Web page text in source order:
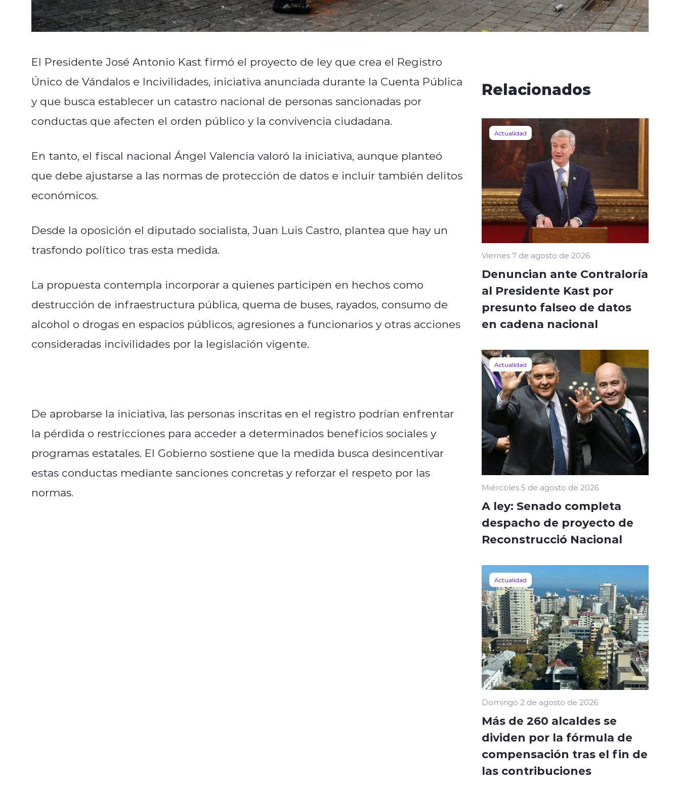
El Presidente José Antonio Kast firmó el proyecto de ley que crea el Registro
Único de Vándalos e Incivilidades, iniciativa anunciada durante la Cuenta Pública
y que busca establecer un catastro nacional de personas sancionadas por
conductas que afecten el orden público y la convivencia ciudadana.
En tanto, el fiscal nacional Ángel Valencia valoró la iniciativa, aunque planteó
que debe ajustarse a las normas de protección de datos e incluir también delitos
económicos.
Desde la oposición el diputado socialista, Juan Luis Castro, plantea que hay un
trasfondo político tras esta medida.
La propuesta contempla incorporar a quienes participen en hechos como
destrucción de infraestructura pública, quema de buses, rayados, consumo de
alcohol o drogas en espacios públicos, agresiones a funcionarios y otras acciones
consideradas incivilidades por la legislación vigente.
De aprobarse la iniciativa, las personas inscritas en el registro podrían enfrentar
la pérdida o restricciones para acceder a determinados beneficios sociales y
programas estatales. El Gobierno sostiene que la medida busca desincentivar
estas conductas mediante sanciones concretas y reforzar el respeto por las
normas.
Relacionados
Actualidad
Viernes 7 de agosto de 2026
Denuncian ante Contraloría
al Presidente Kast por
presunto falseo de datos
en cadena nacional
Actualidad
Miércoles 5 de agosto de 2026
A ley: Senado completa
despacho de proyecto de
Reconstrucció Nacional
Actualidad
Domingo 2 de agosto de 2026
Más de 260 alcaldes se
dividen por la fórmula de
compensación tras el fin de
las contribuciones